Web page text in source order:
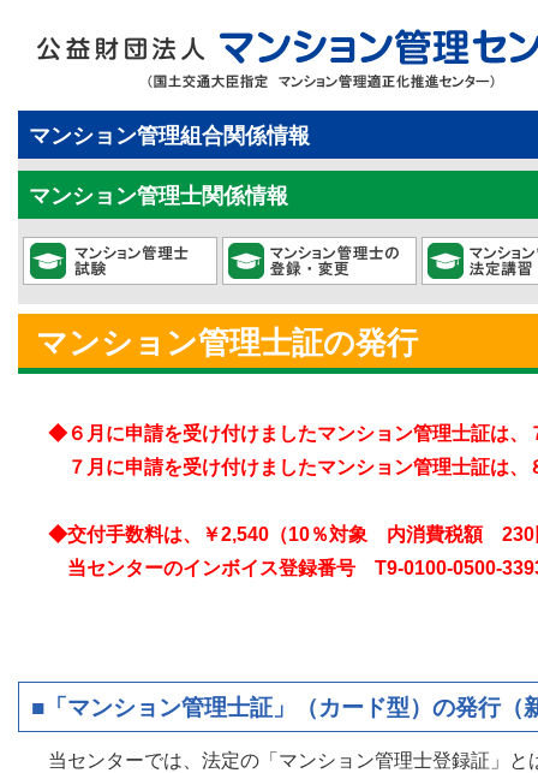
マンション管理組合関係情報
マンション管理士関係情報
マンション管理士証の発行
◆６月に申請を受け付けましたマンション管理士証は
７月に申請を受け付けましたマンション管理士証は、
◆交付手数料は、￥2,540（10％対象 内消費税額 230
当センターのインボイス登録番号 T9-0100-0500-
■「マンション管理士証」（カード型）の発行
当センターでは、法定の「マンション管理士登録証」